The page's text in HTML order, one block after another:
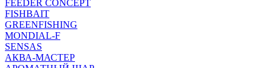
FEEDER CONCEPT
FISHBAIT
GREENFISHING
MONDIAL-F
SENSAS
АКВА-МАСТЕР